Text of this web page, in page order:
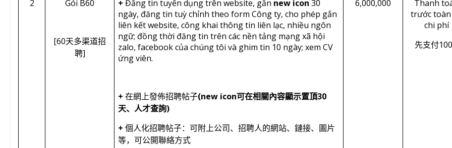
2 Gói B60
[60天多渠道招
聘]
+Đăng tin tuyển dụng trên website, gắn new icon30
ngày, đăng tin tuỳ chỉnh theo form Công ty, cho phép gắn
liên kết website, công khai thông tin liên lạc, nhiều ngôn
ngữ; đồng thời đăng tin trên các nền tảng mạng xã hội
zalo, facebook của chúng tôi và ghim tin 10 ngày; xem CV
ứng viên.
+在網上發佈招聘帖子(new icon可在相關內容顯示置頂30
天、人才查詢)
+ 個人化招聘帖子：可附上公司、招聘人的網站、鏈接、圖片
等，可公開聯絡方式
6,000,000
Thanh
trước
chi phí
先支付